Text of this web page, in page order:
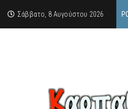
Σάββατο, 8 Αυγούστου 2026